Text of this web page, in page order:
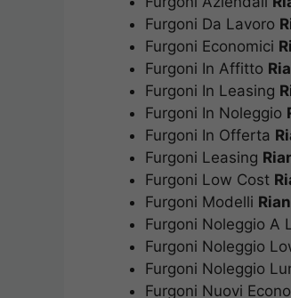
Furgoni Da Lavoro
Furgoni Economici
Furgoni In Affitto
Furgoni In Leasing
Furgoni In Noleggio
Furgoni In Offerta
Furgoni Leasing
Furgoni Low Cost
Furgoni Modelli
Furgoni Noleggio A
Furgoni Noleggio
Furgoni Noleggio
Furgoni Nuovi